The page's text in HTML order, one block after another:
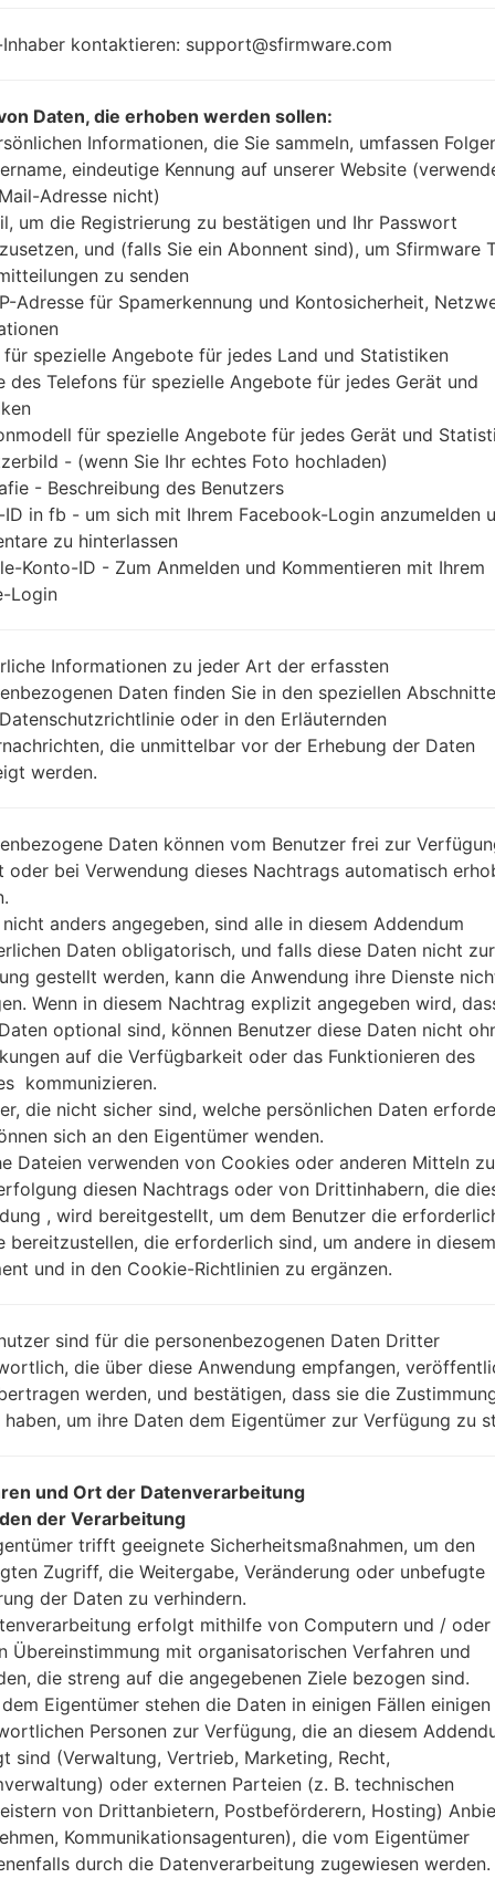
Startseite →Serie Others SamsungSCH-W270
SCH-
Vergleiche
SCH-
Modell und seine Eigenschaften
SamsungSCH-W270
Others
Dezember, 2009
11.9 millimeter (0.43 Zoll)
102.5 x 52.3 millimeter (4.01 x
94.3 gramm (3.31 unzen)
-
Ausrüstung
-
-
kontaktieren: support@sfirmware.com
Daten, die erhoben werden sollen:
Informationen, die Sie sammeln, umfassen
eindeutige Kennung auf unserer Website
Adresse nicht)
um die Registrierung zu bestätigen und Ihr Passwort
und (falls Sie ein Abonnent sind), um Sfirmware
zu senden
Adresse für Spamerkennung und Kontosicherheit,
für spezielle Angebote für jedes Land und Statistiken
des Telefons für spezielle Angebote für jedes Gerät und
für spezielle Angebote für jedes Gerät und
- (wenn Sie Ihr echtes Foto hochladen)
- Beschreibung des Benutzers
ID in fb - um sich mit Ihrem Facebook-Login anzumelden
zu hinterlassen
Konto-ID - Zum Anmelden und Kommentieren mit Ihrem
Login
Informationen zu jeder Art der erfassten
Daten finden Sie in den speziellen
oder in den Erläuternden
die unmittelbar vor der Erhebung der Daten
werden.
Daten können vom Benutzer frei zur
oder bei Verwendung dieses Nachtrags automatisch
anders angegeben, sind alle in diesem Addendum
Daten obligatorisch, und falls diese Daten nicht zur
gestellt werden, kann die Anwendung ihre Dienste
Wenn in diesem Nachtrag explizit angegeben wird,
optional sind, können Benutzer diese Daten nicht
auf die Verfügbarkeit oder das Funktionieren des
kommunizieren.
die nicht sicher sind, welche persönlichen Daten
sich an den Eigentümer wenden.
Dateien verwenden von Cookies oder anderen Mitteln
diesen Nachtrags oder von Drittinhabern, die
, wird bereitgestellt, um dem Benutzer die
bereitzustellen, die erforderlich sind, um andere in diesem
und in den Cookie-Richtlinien zu ergänzen.
sind für die personenbezogenen Daten Dritter
die über diese Anwendung empfangen,
werden, und bestätigen, dass sie die
um ihre Daten dem Eigentümer zur Verfügung zu
und Ort der Datenverarbeitung
der Verarbeitung
trifft geeignete Sicherheitsmaßnahmen, um den
Zugriff, die Weitergabe, Veränderung oder unbefugte
der Daten zu verhindern.
erfolgt mithilfe von Computern und / oder
Übereinstimmung mit organisatorischen Verfahren und
die streng auf die angegebenen Ziele bezogen sind.
Eigentümer stehen die Daten in einigen Fällen einigen
Personen zur Verfügung, die an diesem
sind (Verwaltung, Vertrieb, Marketing, Recht,
oder externen Parteien (z. B. technischen
von Drittanbietern, Postbeförderern, Hosting)
Kommunikationsagenturen), die vom Eigentümer
durch die Datenverarbeitung zugewiesen werden.